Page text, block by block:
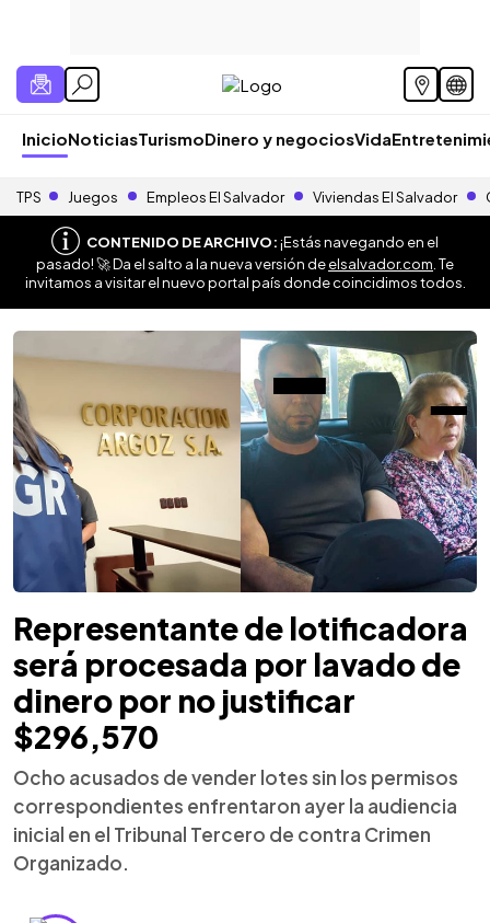
InicioNoticiasTurismoDinero y negociosVida
TPS Juegos Empleos El Salvador Viviendas El Salvador
CONTENIDO DE ARCHIVO:¡Estás navegando en el
pasado! 🚀 Da el salto a la nueva versión deelsalvador.com . Te
invitamos a visitar el nuevo portal país donde coincidimos todos.
Representante de lotificadora
será procesada por lavado de
dinero por no justificar
$296,570
Ocho acusados de vender lotes sin los permisos
correspondientes enfrentaron ayer la audiencia
inicial en el Tribunal Tercero de contra Crimen
Organizado.